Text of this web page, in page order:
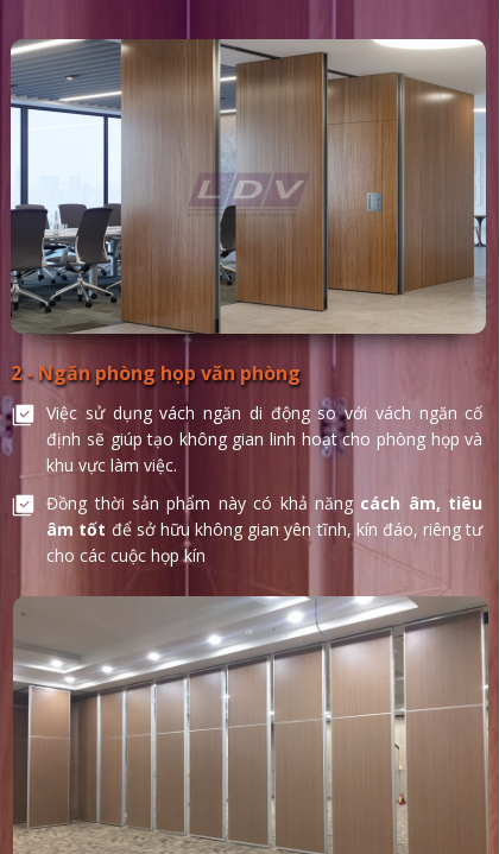
2 - Ngăn phòng họp văn phòng
Việc sử dụng vách ngăn di động so với vách ngăn cố
định sẽ giúp tạo không gian linh hoạt cho phòng họp và
khu vực làm việc.
Đồng thời sản phẩm này có khả năng cách âm, tiêu
âm tốt để sở hữu không gian yên tĩnh, kín đáo, riêng tư
cho các cuộc họp kín